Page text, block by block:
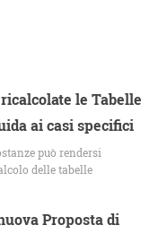
le Tabelle
ai casi specifici
può rendersi
delle tabelle
Proposta di